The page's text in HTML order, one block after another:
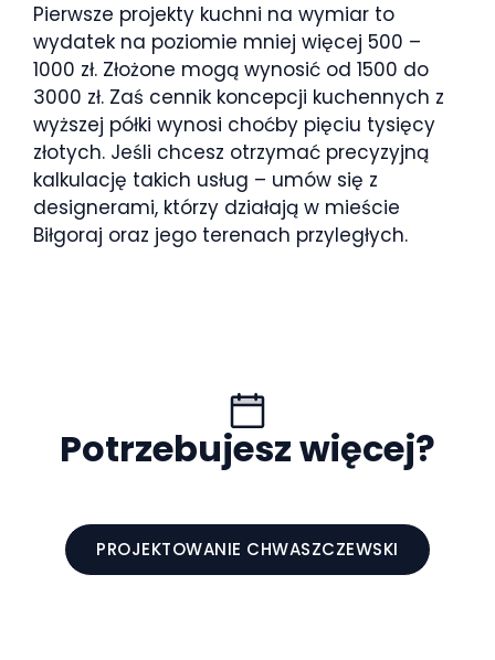
Pierwsze projekty kuchni na wymiar to
wydatek na poziomie mniej więcej 500 –
1000 zł. Złożone mogą wynosić od 1500 do
3000 zł. Zaś cennik koncepcji kuchennych z
wyższej półki wynosi choćby pięciu tysięcy
złotych. Jeśli chcesz otrzymać precyzyjną
kalkulację takich usług – umów się z
designerami, którzy działają w mieście
Biłgoraj oraz jego terenach przyległych.
Potrzebujesz więcej?
PROJEKTOWANIE CHWASZCZEWSKI